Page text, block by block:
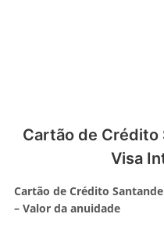
Cartão de Crédito
Visa
Cartão de Crédito
– Valor da anuidade